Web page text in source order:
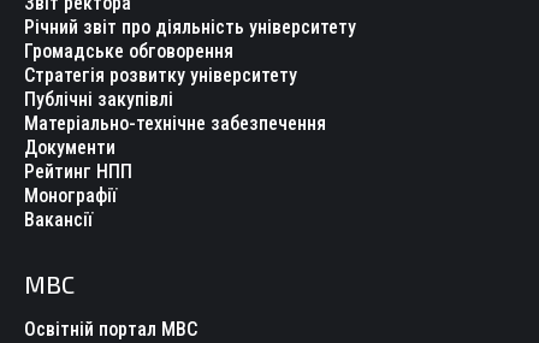
Річний звіт про діяльність університету
Громадське обговорення
Стратегія розвитку університету
Публічні закупівлі
Матеріально-технічне забезпечення
Документи
Рейтинг НПП
Монографії
Вакансії
МВС
Освітній портал МВС